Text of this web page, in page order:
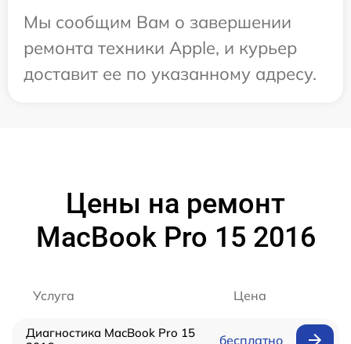
Мы сообщим Вам о завершении
ремонта техники Apple, и курьер
доставит ее по указанному адресу.
Цены на ремонт
MacBook Pro 15 2016
Услуга Цена
Диагностика MacBook Pro 15
бесплатно